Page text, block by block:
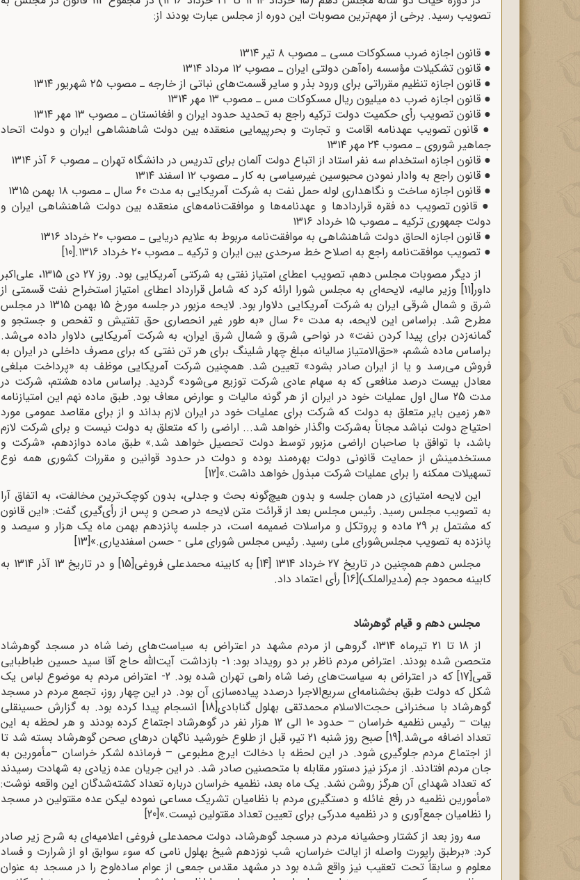
تصویب رسید. برخی از مهم‌ترین مصوبات این دوره از مجلس عبارت بودند از:
● قانون اجازه ضرب مسکوکات مسی ـ مصوب ۸ تیر ۱۳۱۴
● قانون تشکیلات مؤسسه راه‌آهن دولتی ایران ـ مصوب ۱۲ مرداد ۱۳۱۴
● قانون اجازه تنظیم مقرراتی برای ورود بذر و سایر قسمت‌های نباتی از خارجه ـ مصوب ۲۵ شهریور ۱۳۱۴
● قانون اجازه ضرب ده میلیون ریال مسکوکات مس ـ مصوب ۱۳ مهر ۱۳۱۴
● قانون تصویب رأی حکمیت دولت ترکیه راجع به تحدید حدود ایران و افغانستان ـ مصوب ۱۳ مهر ۱۳۱۴
● قانون تصویب عهدنامه اقامت و تجارت و بحرپیمایی منعقده بین دولت شاهنشاهی ایران و دولت اتحاد
جماهیر شوروی ـ مصوب ۲۴ مهر ۱۳۱۴
● قانون اجازه استخدام سه نفر استاد از اتباع دولت آلمان برای تدریس در دانشگاه تهران ـ مصوب ۶ آذر ۱۳۱۴
● قانون راجع به وادار نمودن محبوسین غیرسیاسی به کار ـ مصوب ۱۲ اسفند ۱۳۱۴
● قانون اجازه ساخت و نگاهداری لوله حمل نفت به شرکت آمریکایی به مدت 60 سال ـ مصوب ۱۸ بهمن ۱۳۱۵
●قانون تصویب ده فقره قراردادها و عهدنامه‌ها و موافقت‌نامه‌های منعقده بین دولت شاهنشاهی ایران و
دولت جمهوری ترکیه ـ مصوب ۱۵ خرداد ۱۳۱۶
● قانون اجازه الحاق دولت شاهنشاهی به موافقت‌نامه مربوط به علایم دریایی ـ مصوب ۲۰ خرداد ۱۳۱۶
● تصویب موافقت‌نامه راجع به اصلاح خط سرحدی بین ایران و ترکیه ـ مصوب ۲۰ خرداد ۱۳۱۶.
[10]
از دیگر مصوبات مجلس دهم، تصویب اعطای امتیاز نفتی به شرکتی آمریکایی بود. روز 27 دی 1315، علی‌اکبر
داور[11]
وزیر مالیه، لایحه‌ای به مجلس شورا ارائه کرد که شامل قرارداد اعطای امتیاز استخراح نفت قسمتی از
شرق و شمال شرقی ایران به شرکت آمریکایی دلاوار بود. لایحه مزبور در جلسه مورخ 15 بهمن 1315 در مجلس
مطرح شد. براساس این لایحه، به مدت 60 سال «به طور غیر انحصاری حق تفتیش و تفحص و جستجو و
گمانه‌زدن برای پیدا کردن نفت» در نواحی شرق و شمال شرق ایران، به شرکت آمریکایی دلاوار داده می‌شد.
براساس ماده ششم، «حق‌الامتیاز سالیانه مبلغ چهار شلینگ برای هر تن نفتی که برای مصرف داخلی در ایران به
فروش می‌رسد و یا از ایران صادر بشود» تعیین شد. همچنین شرکت آمریکایی موظف به «پرداخت مبلغی
معادل بیست درصد منافعی که به سهام عادی شرکت توزیع می‌شود» گردید. براساس ماده هشتم، شرکت در
مدت 25 سال اول عملیات خود در ایران از هر گونه مالیات و عوارض معاف بود. طبق ماده نهم این امتیازنامه
«هر زمین بایر متعلق به دولت که شرکت برای عملیات خود در ایران لازم بداند و از برای مقاصد عمومی مورد
احتیاج دولت نباشد مجاناً به‌شرکت واگذار خواهد شد... اراضی را که متعلق به دولت نیست و برای شرکت لازم
باشد، با توافق با صاحبان اراضی مزبور توسط دولت تحصیل خواهد شد.» طبق ماده دوازدهم، «شرکت و
مستخدمینش از حمایت قانونی دولت بهره‌مند بوده و دولت در حدود قوانین و مقررات کشوری همه نوع
تسهیلات ممکنه را برای عملیات شرکت مبذول خواهد داشت.»[12]
این لایحه امتیازی در همان جلسه و بدون هیچ‌گونه بحث و جدلی، بدون کوچک‌ترین مخالفت، به اتفاق آرا
به تصویب مجلس رسید. رئیس مجلس بعد از قرائت متن لایحه در صحن و پس از رأی‌گیری گفت: «این قانون
که مشتمل بر 29 ماده و پروتکل و مراسلات ضمیمه است، در جلسه پانزدهم بهمن ماه یک هزار و سیصد و
پانزده به تصویب مجلس‌شورای ملی رسید. رئیس مجلس شورای ملی - حسن اسفندیاری.»[13]
مجلس دهم همچنین در تاریخ 27 خرداد 1314
[14] به کابینه محمدعلی فروغی[15]
و در تاریخ 13 آذر 1314 به
کابینه محمود جم (مدیرالملک)[16] رأی اعتماد داد.
مجلس دهم و قیام گوهرشاد
از 18 تا 21 تیرماه 1314، گروهی از مردم مشهد در اعتراض به سیاست‌های رضا شاه در مسجد گوهرشاد
متحصن شده بودند. اعتراض مردم ناظر بر دو رویداد بود: 1- بازداشت آیت‌الله حاج آقا سید حسین طباطبایی
قمی[17]
که در اعتراض به سیاست‌های رضا شاه راهی تهران شده بود. 2- اعتراض مردم به موضوع لباس یک
شکل که دولت طبق بخشنامه‌ای سریع‌الاجرا درصدد پیاده‌سازی آن بود. در این چهار روز، تجمع مردم در مسجد
گوهرشاد با سخنرانی حجت‌الاسلام محمدتقی بهلول گنابادی[18]
انسجام پیدا کرده بود. به گزارش حسینقلی
بیات – رئیس نظمیه خراسان – حدود 10 الی 12 هزار نفر در گوهرشاد اجتماع کرده بودند و هر لحظه به این
تعداد اضافه می‌شد.[19]
صبح روز شنبه 21 تیر، قبل از طلوع خورشید ناگهان درهای صحن گوهرشاد بسته شد تا
از اجتماع مردم جلوگیری شود. در این لحظه با دخالت ایرج مطبوعی – فرمانده لشکر خراسان –مأمورین به
جان مردم افتادند. از مرکز نیز دستور مقابله با متحصنین صادر شد. در این جریان عده زیادی به شهادت رسیدند
که تعداد شهدای آن هرگز روشن نشد. یک ماه بعد، نظمیه خراسان درباره تعداد کشته‌شدگان این واقعه نوشت:
«مأمورین نظمیه در رفع غائله و دستگیرى مردم با نظامیان تشریک مساعى نموده لیکن عده مقتولین در مسجد
را نظامیان جمع‌آورى و در نظمیه مدرکى براى تعیین تعداد مقتولین نیست.»[20]
سه روز بعد از کشتار وحشیانه مردم در مسجد گوهرشاد، دولت محمدعلی فروغی اعلامیه‌ای به شرح زیر صادر
کرد: «برطبق راپورت واصله از ایالت خراسان، شب نوزدهم شیخ بهلول نامی که سوء سوابق او از شرارت و فساد
معلوم و سابقاً تحت تعقیب نیز واقع شده بود در مشهد مقدس جمعی از عوام ساده‌لوح را در مسجد به عنوان